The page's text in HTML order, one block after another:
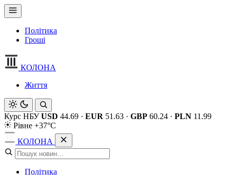
Політика
Гроші
КОЛОНА
Життя
Курс НБУ USD 44.69 · EUR 51.63 · GBP 60.24 · PLN 11.99
Рівне +37°C
КОЛОНА
Політика